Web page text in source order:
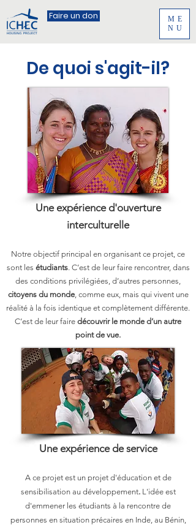
Faire un don
ME
NU
De quoi s'agit-il?
Une expérience d'ouverture
interculturelle
Notre objectif principal en organisant ce projet, ce
sont les étudiants. C’est de leur faire rencontrer, dans
des conditions privilégiées, d’autres personnes,
citoyens du monde, comme eux, mais qui vivent une
réalité à la fois identique et complètement différente.
C’est de leur faire découvrir le monde d’un autre
point de vue.
Une expérience de service
A ce projet est un projet d'éducation et de
sensibilisation au développement.L'idée est
d'emmener les étudiants à la rencontre de
personnes en situation précaires en Inde, au Bénin,